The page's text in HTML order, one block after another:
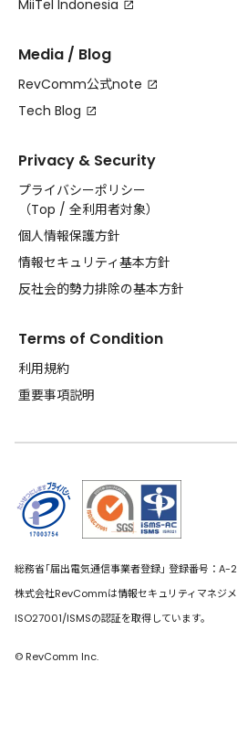
MiiTel Indonesia
Media / Blog
RevComm公式note
Tech Blog
Privacy & Security
プライバシーポリシー
（Top / 全利用者対象）
個人情報保護方針
情報セキュリティ基本方針
反社会的勢力排除の基本方針
Terms of Condition
利用規約
重要事項説明
総務省｢届出電気通信事業者登録｣ 登録番号：A-
株式会社RevCommは情報セキュリティマネジ
ISO27001/ISMSの認証を取得しています。
© RevComm Inc.